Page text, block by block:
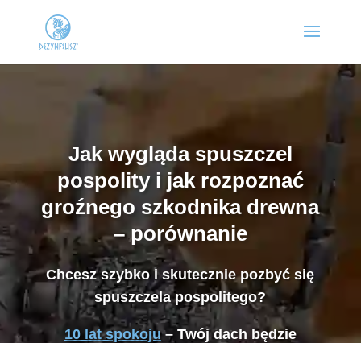
Jak wygląda spuszczel
pospolity i jak rozpoznać
groźnego szkodnika drewna
– porównanie
Chcesz szybko i skutecznie pozbyć się
spuszczela pospolitego?
10 lat spokoju– Twój dach będzie